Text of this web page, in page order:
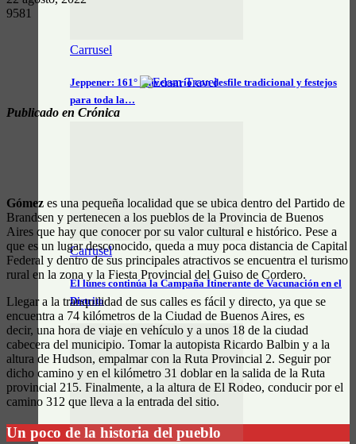
Carrusel
Jeppener: 161° aniversario con desfile tradicional y festejos
para toda la…
Carrusel
El lunes continúa la Campaña Itinerante de Vacunación en el
Distrito
9581
Publicado en Crónica
Gómez es una pequeña localidad que se ubica dentro del Partido de
Brandsen y pertenecen a los pueblos de la Provincia de Buenos
Aires que hay que conocer por su valor cultural e histórico. Pese a
que es un lugar desconocido, queda a muy poca distancia de Capital
Federal y dentro de sus principales atractivos se encuentra el turismo
rural en la zona y la Fiesta Provincial del Guiso de Cordero.
Llegar a la tranquilidad de sus calles es fácil y directo, ya que se
encuentra a 74 kilómetros de la Ciudad de Buenos Aires, es
decir, una hora de viaje en vehículo y a unos 18 de la ciudad
cabecera del municipio. Tomar la autopista Ricardo Balbin y a la
altura de Hudson, empalmar con la Ruta Provincial 2. Seguir por
dicho camino y en el kilómetro 31 doblar en la salida de la Ruta
provincial 215. Finalmente, a la altura de El Rodeo, conducir por el
camino 312 que lleva a la entrada del sitio.
Un poco de la historia del pueblo